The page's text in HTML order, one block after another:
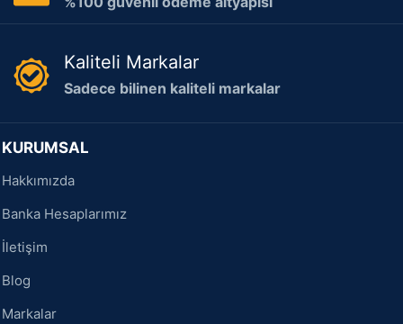
Kaliteli Markalar
Sadece bilinen kaliteli markalar
KURUMSAL
Hakkımızda
Banka Hesaplarımız
İletişim
Blog
Markalar